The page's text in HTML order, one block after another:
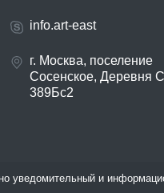
info.art-east
г. Москва, поселение
Сосенское, Деревня
389Бс2
и